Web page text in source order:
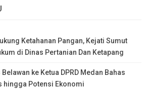
Ketahanan Pangan, Kejati Sumut
di Dinas Pertanian Dan Ketapang
ke Ketua DPRD Medan Bahas
hingga Potensi Ekonomi